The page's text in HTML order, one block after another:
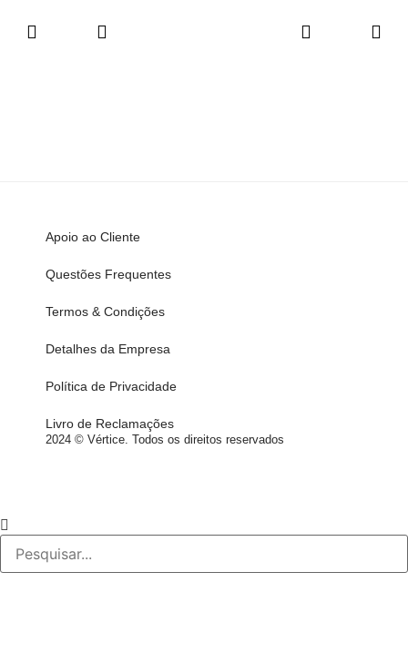
2024 © Vértice. Todos os direitos reservados
Apoio ao Cliente
Questões Frequentes
Termos & Condições
Detalhes da Empresa
Política de Privacidade
Livro de Reclamações